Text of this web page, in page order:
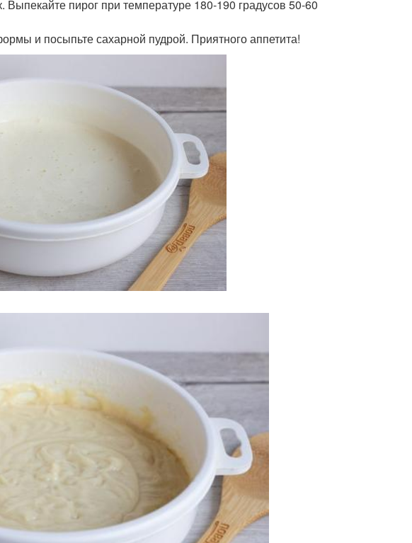
Выпекайте пирог при температуре 180-190 градусов 50-60
и посыпьте сахарной пудрой. Приятного аппетита!